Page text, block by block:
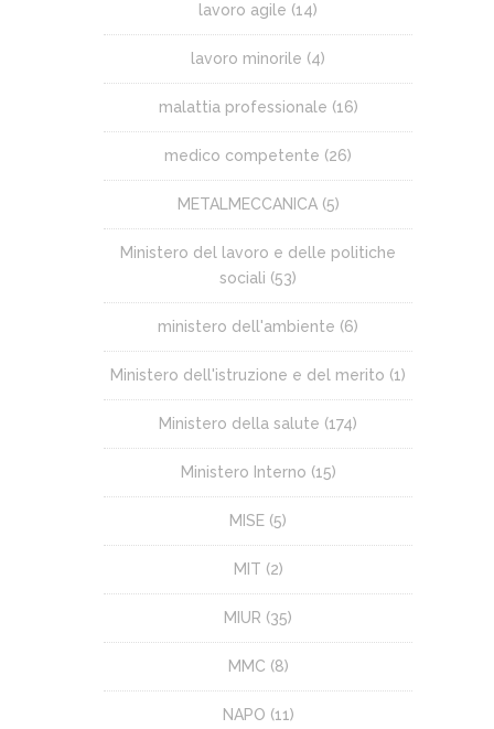
lavoro agile (14)
lavoro minorile (4)
malattia professionale (16)
medico competente (26)
METALMECCANICA(5)
Ministero del lavoro e delle politiche
sociali (53)
ministero dell'ambiente (6)
Ministero dell'istruzione e del merito (1)
Ministero della salute (174)
Ministero Interno (15)
MISE (5)
MIT (2)
MIUR (35)
MMC (8)
NAPO (11)